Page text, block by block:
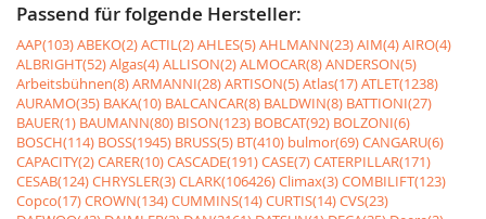
Passend für folgende Hersteller:
AAP(103)ABEKO(2)ACTIL(2)AHLES(5)AHLMANN(23)AIM(4)AIRO(4)
ALBRIGHT(52)Algas(4)ALLISON(2)ALMOCAR(8)ANDERSON(5)
Arbeitsbühnen(8)ARMANNI(28)ARTISON(5)Atlas(17)ATLET(1238)
AURAMO(35) BAKA(10) BALCANCAR(8) BALDWIN(8) BATTIONI(27)
BAUER(1) BAUMANN(80) BISON(123) BOBCAT(92) BOLZONI(6)
BOSCH(114) BOSS(1945) BRUSS(5) BT(410) bulmor(69)CANGARU(6)
CAPACITY(2)CARER(10)CASCADE(191)CASE(7)CATERPILLAR(171)
CESAB(124)CHRYSLER(3)CLARK(106426)Climax(3)COMBILIFT(123)
Copco(17)CROWN(134)CUMMINS(14)CURTIS(14)CVS(23)